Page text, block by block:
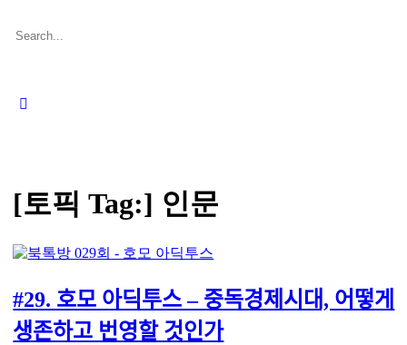
Search
[토픽 Tag:] 인문
#29. 호모 아딕투스 – 중독경제시대, 어떻게
생존하고 번영할 것인가